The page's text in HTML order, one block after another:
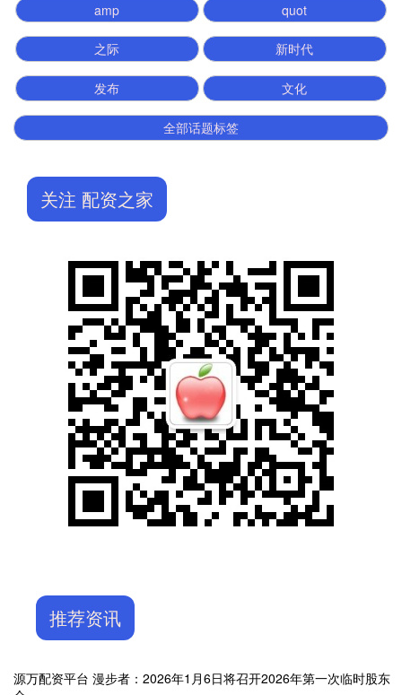
amp quot
之际 新时代
发布 文化
全部话题标签
关注 配资之家
推荐资讯
源万配资平台 漫步者：2026年1月6日将召开2026年第一次临时股东